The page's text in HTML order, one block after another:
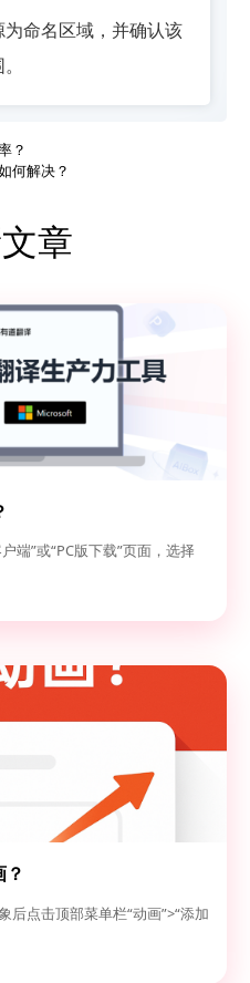
命名区域，并确认该
？
何解决？
章
端”或“PC版下载”页面，选择
后点击顶部菜单栏“动画”>“添加